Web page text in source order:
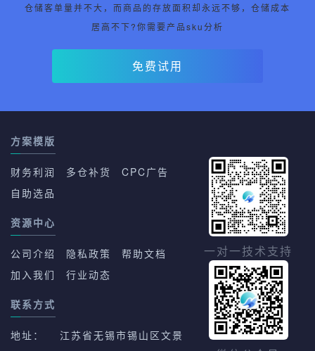
仓储客单量并不大，而商品的存放面积却永远不够，仓储成本
居高不下?你需要产品sku分析
免费试用
方案模版
财务利润 多仓补货
CPC广告
自助选品
资源中心
公司介绍 隐私政策
帮助文档
加入我们
行业动态
联系方式
地址：
江苏省无锡市锡山区文景
一对一技术支持